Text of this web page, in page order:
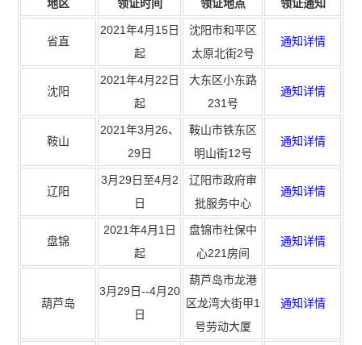
地区 领证时间 领证地点 领证通知
省直
2021年4月15日
起
沈阳市和平区
太原北街2号
通知详情
沈阳
2021年4月22日
起
大东区小东路
231号
通知详情
鞍山
2021年3月26、
29日
鞍山市铁东区
明山街12号
通知详情
辽阳
3月29日至4月2
日
辽阳市政府审
批服务中心
通知详情
盘锦
2021年4月1日
起
盘锦市社保中
心221房间
通知详情
葫芦岛
3月29日--4月20
日
葫芦岛市龙港
区龙湾大街甲1
号劳动大厦
通知详情